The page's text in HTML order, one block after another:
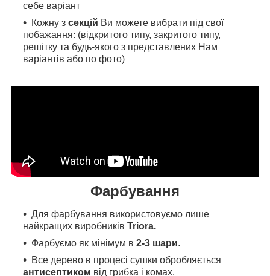
себе варіант
Кожну з секцій Ви можете вибрати під свої
побажання: (відкритого типу, закритого типу,
решітку та будь-якого з представлених Нам
варіантів або по фото)
Фарбування
Для фарбування використовуємо лише
найкращих виробників Triora.
Фарбуємо як мінімум в 2-3 шари.
Все дерево в процесі сушки обробляється
антисептиком від грибка і комах.